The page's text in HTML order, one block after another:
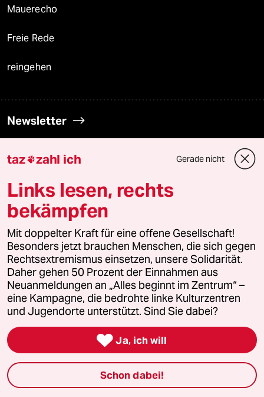
Mauerecho
Freie Rede
reingehen
Newsletter
team zukunft
taz frisch
taz zahl ich
taz lab Infobrief
Veranstaltungen
Demnächst
Vor Ort
Live im Stream
taz zahl ich Gerade nicht
Links lesen, rechts
bekämpfen
Mit doppelter Kraft für eine offene Gesellschaft!
Besonders jetzt brauchen Menschen, die sich gegen
Rechtsextremismus einsetzen, unsere Solidarität.
Daher gehen 50 Prozent der Einnahmen aus
Neuanmeldungen an „Alles beginnt im Zentrum“ –
eine Kampagne, die bedrohte linke Kulturzentren
und Jugendorte unterstützt. Sind Sie dabei?
 Ja, ich will
Schon dabei!